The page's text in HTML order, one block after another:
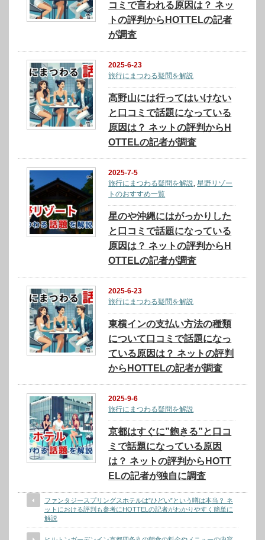
コミで言われる原因は？ ネッ
トの評判からHOTTELの記者
が調査
2025-6-23
旅行にまつわる疑問を解説
高野山には行ってはいけない
と口コミで話題になっている
原因は？ ネットの評判からH
OTTELの記者が調査
2025-7-5
旅行にまつわる疑問を解説,星野リゾー
トのおすすめ一覧
星のや沖縄にはがっかりした
と口コミで話題になっている
原因は？ ネットの評判からH
OTTELの記者が調査
2025-6-23
旅行にまつわる疑問を解説
東横インの支払い方法の種類
について口コミで話題になっ
ている原因は？ ネットの評判
からHOTTELの記者が調査
2025-9-6
旅行にまつわる疑問を解説
京都はすぐに”飽きる”と口コ
ミで話題になっている原因
は？ ネットの評判からHOTT
ELの記者が独自に調査
ファンタジースプリングスホテルは”ひどい”という噂は本当？ ネ
ットにおける評判も参考にHOTTELの記者がわかりやすく簡単に
解説